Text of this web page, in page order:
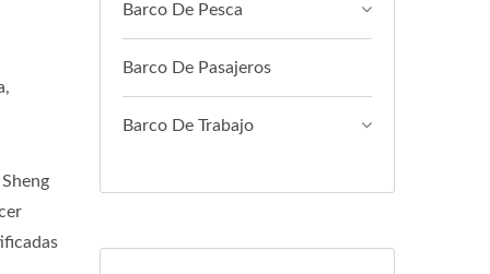
Barco De Pesca
Barco De Pasajeros
Barco De Trabajo